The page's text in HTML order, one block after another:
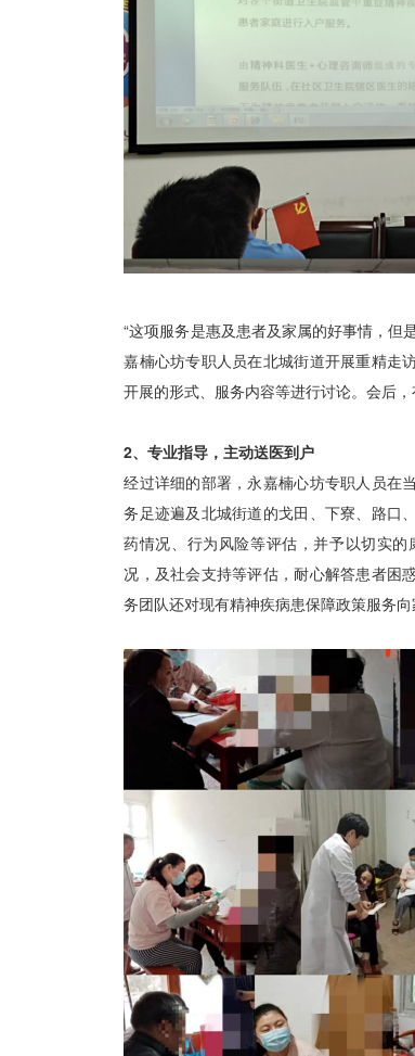
“这项服务是惠及患者及家属的好事情，但
嘉楠心坊专职人员在北城街道开展重精走
开展的形式、服务内容等进行讨论。会后
2、专业指导，主动送医到户
经过详细的部署，永嘉楠心坊专职人员在
务足迹遍及北城街道的戈田、下寮、路口
药情况、行为风险等评估，并予以切实
况，及社会支持等评估，耐心解答患者困
务团队还对现有精神疾病患保障政策服务